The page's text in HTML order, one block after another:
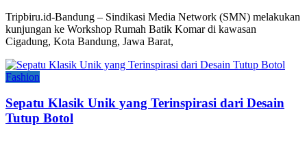
Tripbiru.id-Bandung – Sindikasi Media Network (SMN) melakukan
kunjungan ke Workshop Rumah Batik Komar di kawasan
Cigadung, Kota Bandung, Jawa Barat,
Fashion
Sepatu Klasik Unik yang Terinspirasi dari Desain
Tutup Botol